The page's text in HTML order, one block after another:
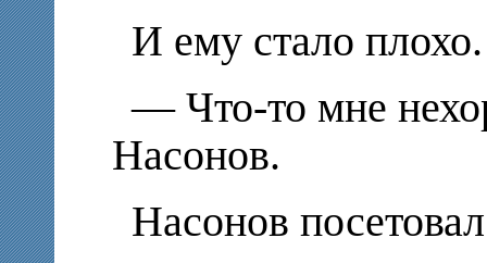
И ему стало плохо.
— Что-то мне
Насонов.
Насонов